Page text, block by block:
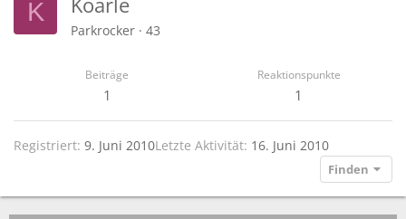
K
Parkrocker · 43
Beiträge
1
Reaktionspunkte
1
Registriert 9. Juni 2010Letzte Aktivität 16. Juni 2010
Finden